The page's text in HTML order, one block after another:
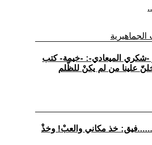
الجماهيرية
-شكري الميعادي-: -خيمة- كتب
علينا من لم يكنْ للظّلم
خذ مكاني والعبْ! وخذْ